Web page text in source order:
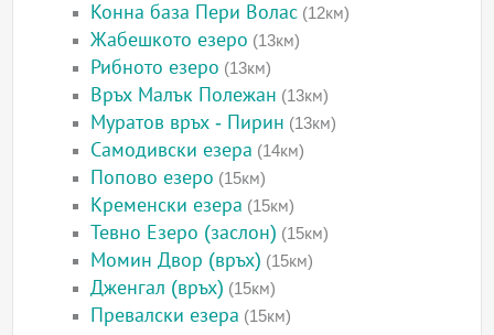
Конна база Пери Волас (12км)
Жабешкото езеро (13км)
Рибното езеро (13км)
Връх Малък Полежан (13км)
Муратов връх - Пирин (13км)
Самодивски езера (14км)
Попово езеро (15км)
Кременски езера (15км)
Тевно Езеро (заслон) (15км)
Момин Двор (връх) (15км)
Дженгал (връх) (15км)
Превалски езера (15км)